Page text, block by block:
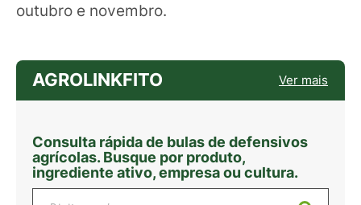
outubro e novembro.
AGROLINKFITO Ver mais
Consulta rápida de bulas de defensivos
agrícolas. Busque por produto,
ingrediente ativo, empresa ou cultura.